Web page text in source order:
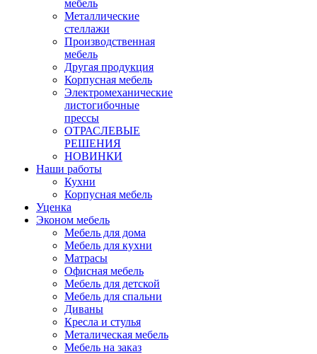
мебель
Металлические
стеллажи
Производственная
мебель
Другая продукция
Корпусная мебель
Электромеханические
листогибочные
прессы
ОТРАСЛЕВЫЕ
РЕШЕНИЯ
НОВИНКИ
Наши работы
Кухни
Корпусная мебель
Уценка
Эконом мебель
Мебель для дома
Мебель для кухни
Матрасы
Офисная мебель
Мебель для детской
Мебель для спальни
Диваны
Кресла и стулья
Металическая мебель
Мебель на заказ